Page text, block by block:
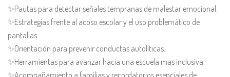
✨Pautas para detectar señales tempranas de malestar emocional.
✨Estrategias frente al acoso escolar y el uso problemático de
pantallas.
✨Orientación para prevenir conductas autolíticas.
✨Herramientas para avanzar hacia una escuela mas inclusiva.
✨Acompañamiento a familias y recordatorios esenciales de